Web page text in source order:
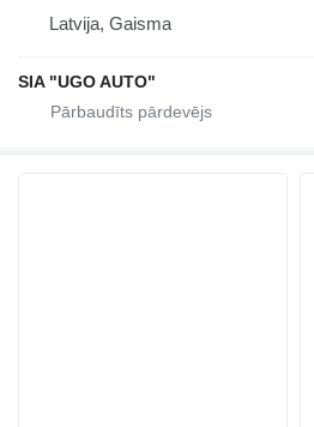
Latvija, Gaisma
SIA "UGO AUTO"